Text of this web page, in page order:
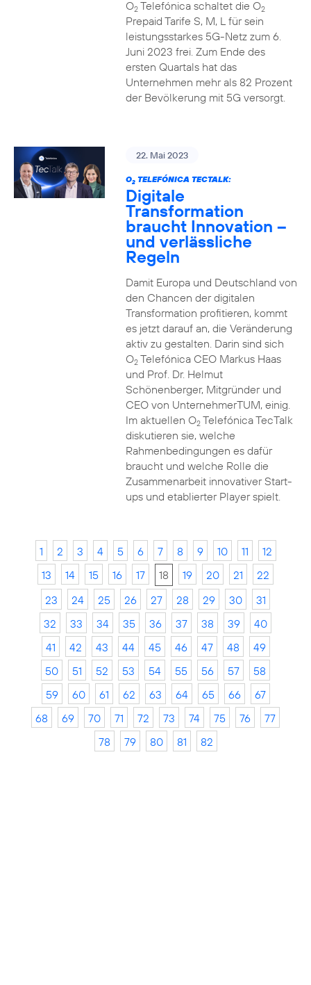
O2Telefónica schaltet die O2
Prepaid Tarife S, M, L für sein
leistungsstarkes 5G-Netz zum 6.
Juni 2023 frei. Zum Ende des
ersten Quartals hat das
Unternehmen mehr als 82 Prozent
der Bevölkerung mit 5G versorgt.
22. Mai 2023
O2TELEFÓNICA TECTALK:
Digitale
Transformation
braucht Innovation –
und verlässliche
Regeln
Damit Europa und Deutschland von
den Chancen der digitalen
Transformation profitieren, kommt
es jetzt darauf an, die Veränderung
aktiv zu gestalten. Darin sind sich
O2Telefónica CEO Markus Haas
und Prof. Dr. Helmut
Schönenberger, Mitgründer und
CEO von UnternehmerTUM, einig.
Im aktuellen O2Telefónica TecTalk
diskutieren sie, welche
Rahmenbedingungen es dafür
braucht und welche Rolle die
Zusammenarbeit innovativer Start-
ups und etablierter Player spielt.
1 2 3 4 5 6 7 8 9 10 11
12
13
14 15 16 17 18 19 20 21
22
23
24 25 26 27 28 29 30
31
32
33 34 35 36 37 38 39
40
41
42 43 44 45 46 47 48
49
50
51 52 53 54 55 56 57
58
59
60 61 62 63 64 65 66
67
68
69 70 71 72 73 74 75 76
77
78
79 80 81 82